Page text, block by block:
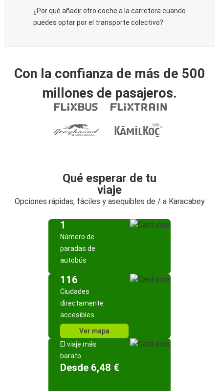
¿Por qué añadir otro coche a la carretera cuando
puedes optar por el transporte colectivo?
Con la confianza de más de 500
millones de pasajeros.
Qué esperar de tu
viaje
Opciones rápidas, fáciles y asequibles de / a Karacabey
1
Número de
paradas de
autobús
116
Ciudades
directamente
accesibles
Ver mapa
El viaje más
barato
Desde 6,48 €